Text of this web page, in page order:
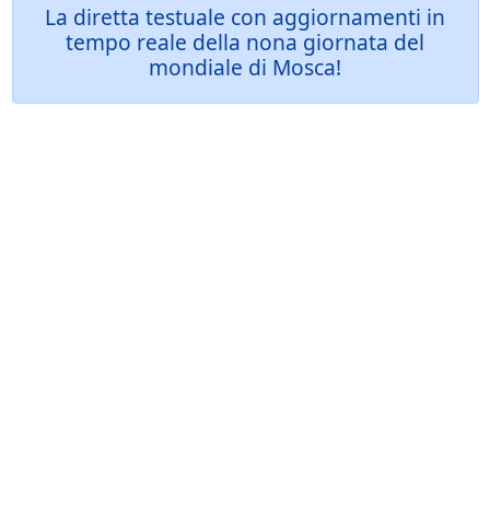
La diretta testuale con aggiornamenti in
tempo reale della nona giornata del
mondiale di Mosca!